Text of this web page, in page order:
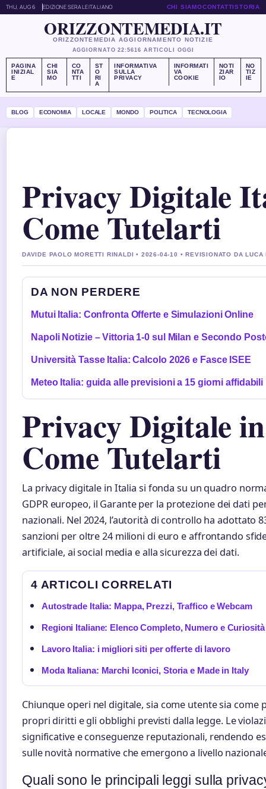
THU, AUG 6 EDIZIONE SERALEITALIANO CHI SIAMOCONTATTISTORIA
ORIZZONTEMEDIA.IT
ORIZZONTEMEDIA AGGIORNAMENTO NOTIZIE
AGGIORNATO 22:5616 ARTICOLI OGGI
PAGINA
INIZIAL
E
CHI
SIA
MO
CO
NTA
TTI
ST
O
RI
A
INFORMATIVA
SULLA
PRIVACY
INFORMATI
VA
COOKIE
NOTI
ZIAR
IO
NO
TIZ
IE
BLOG ECONOMIA LOCALE MONDO POLITICA TECNOLOGIA
Privacy Digitale
Come Tutelarti
DAVIDE PAOLO MORETTI RINALDI • 2026-04-10 • REVISIONATO DA LUCA
DA NON PERDERE
Mutui Italia: Confronta Offerte e Simulazioni Online
Napoli Notizie – Vittoria 1-0 sul Milan e Secondo
Università Tasse Italia: Calcolo 2026 e Fasce ISEE
Meteo Italia: guida alle previsioni a 15 giorni affidabili
Privacy Digitale
Come Tutelarti
La privacy digitale in Italia si fonda su un quadro
GDPR europeo, il Garante per la protezione dei dati
nazionali. Nel 2024, l’autorità di controllo ha adottato
sanzioni per oltre 24 milioni di euro e affrontando
artificiale, ai social media e alla sicurezza dei dati.
4 ARTICOLI CORRELATI
Autostrade Italia: Mappa, Prezzi, Traffico e Webcam
Regioni Italiane: Elenco Completo, Numero e Curiosità
Lavoro Italia: i migliori siti per offerte di lavoro
Moda Italiana: Marchi Iconici, Storia e Made in Italy
Chiunque operi nel digitale, sia come utente sia come
propri diritti e gli obblighi previsti dalla legge. Le
significative e conseguenze reputazionali, rendendo
sulle novità normative che emergono a livello
Quali sono le principali leggi sulla